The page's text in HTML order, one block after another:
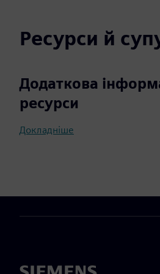
Ресурси й
Додаткова
ресурси
Докладніше